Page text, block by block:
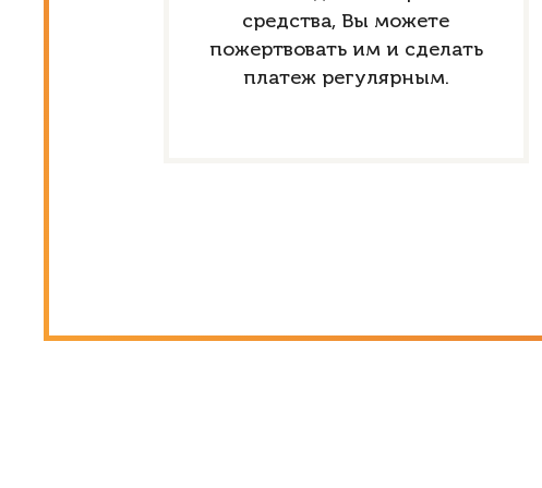
средства, Вы можете
пожертвовать им и сделать
платеж регулярным.